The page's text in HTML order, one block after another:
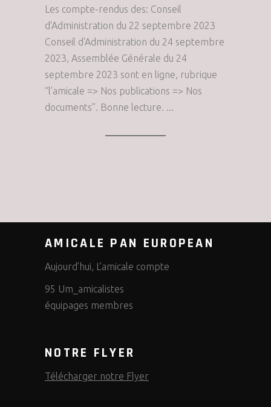
Les compte-rendus des: Conseil
d'Administration du 22 septembre 2023
Conseil d'Administration du 24 septembre
2023, Assemblée Générale du 24
septembre 2023 sont en ligne, rubrique
“l’amicale => Nos publications => Nos
documents”. Bonne lecture.
AMICALE PAN EUROPEAN
Aujourd’hui, L’amicale compte
95 Um_amicalistes
équipages membres
NOTRE FLYER
Télécharger notre Flyer